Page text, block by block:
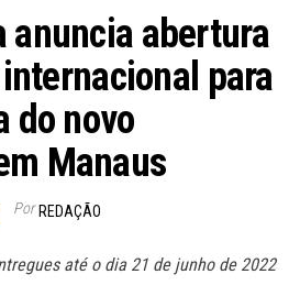
anuncia abertura
para
do novo
Manaus
Por REDAÇÃO
até o dia 21 de junho de 2022